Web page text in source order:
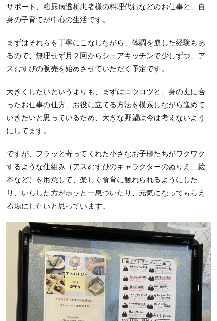
サポート、糖尿病透析患者様の料理代行などのお仕事と、自
身の子育てが中心の生活です。
まずはそれらを丁寧にこなしながら、体調を崩した経験もあ
るので、無理せず月２回からシェアキッチンで少しずつ、ア
スむすびの販売を始めさせていただく予定です。
大きくしたいというよりも、まずはコツコツと、身の丈に合
ったお仕事の仕方、お役に立てる方法を模索しながら進めて
いきたいと思っているため、大きな野望は今は考えないよう
にしてます。
ですが、フラッと寄ってくれた小さなお子様たちがワクワク
するような仕組み（アスむすびのキャラクターのぬりえ、絵
本など）を用意して、楽しく食育に触れられるようにした
り、いらした方がホッと一息ついたり、元気になってもらえ
る場にしたいと思っています。